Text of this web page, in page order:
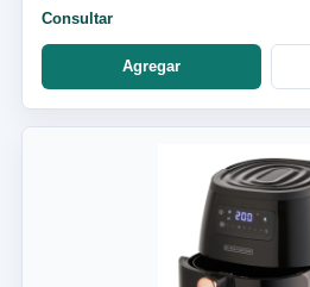
Consultar
Agregar